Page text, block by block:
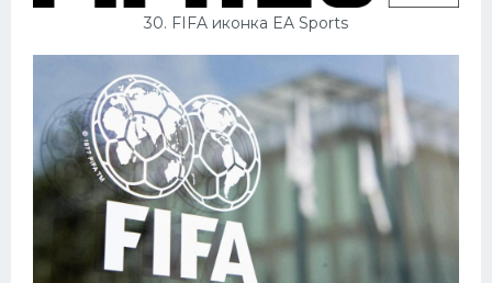
30. FIFA иконка EA Sports